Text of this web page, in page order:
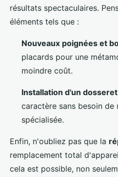
résultats spectaculaires.
éléments tels que :
Nouveaux poignées et
placards pour une
moindre coût.
Installation d'un
caractère sans besoin de
spécialisée.
Enfin, n'oubliez pas que la
remplacement total
cela est possible, non